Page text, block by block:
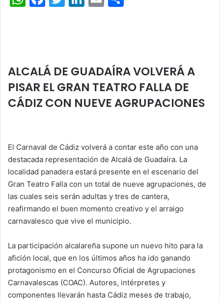
p
p
b
o
o
k
n
tir
ALCALÁ DE GUADAÍRA VOLVERÁ A
PISAR EL GRAN TEATRO FALLA DE
CÁDIZ CON NUEVE AGRUPACIONES
El Carnaval de Cádiz volverá a contar este año con una
destacada representación de Alcalá de Guadaíra. La
localidad panadera estará presente en el escenario del
Gran Teatro Falla con un total de nueve agrupaciones, de
las cuales seis serán adultas y tres de cantera,
reafirmando el buen momento creativo y el arraigo
carnavalesco que vive el municipio.
La participación alcalareña supone un nuevo hito para la
afición local, que en los últimos años ha ido ganando
protagonismo en el Concurso Oficial de Agrupaciones
Carnavalescas (COAC). Autores, intérpretes y
componentes llevarán hasta Cádiz meses de trabajo,